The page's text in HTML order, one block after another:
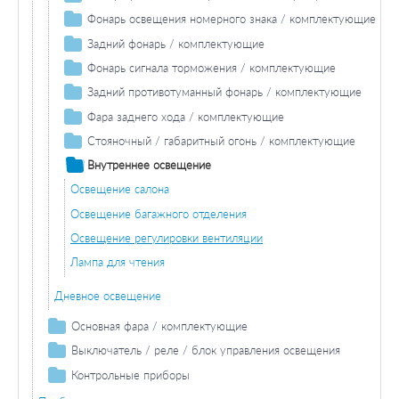
Лампа накаливания
Стояночный / габаритный огонь / комплектующие
Стояночный огонь
Габаритный огонь
Лампа накаливания
Фонарь освещения номерного знака / комплектующие
Лампа накаливания
Задний фонарь / комплектующие
Лампа накаливания заднего фонаря
Фонарь сигнала торможения / комплектующие
Лампа накаливания
Дополнительный стоп-сигнал
Задний противотуманный фонарь / комплектующие
Лампа заднего противотуманного фонаря
Фара заднего хода / комплектующие
Лампа накаливания
Стояночный / габаритный огонь / комплектующие
Стояночный огонь
Габаритный огонь
Внутреннее освещение
Освещение салона
Освещение багажного отделения
Освещение регулировки вентиляции
Лампа для чтения
Дневное освещение
Основная фара / комплектующие
Лампа накаливания основной фары
Выключатель / реле / блок управления освещения
Выключатель
Контрольные приборы